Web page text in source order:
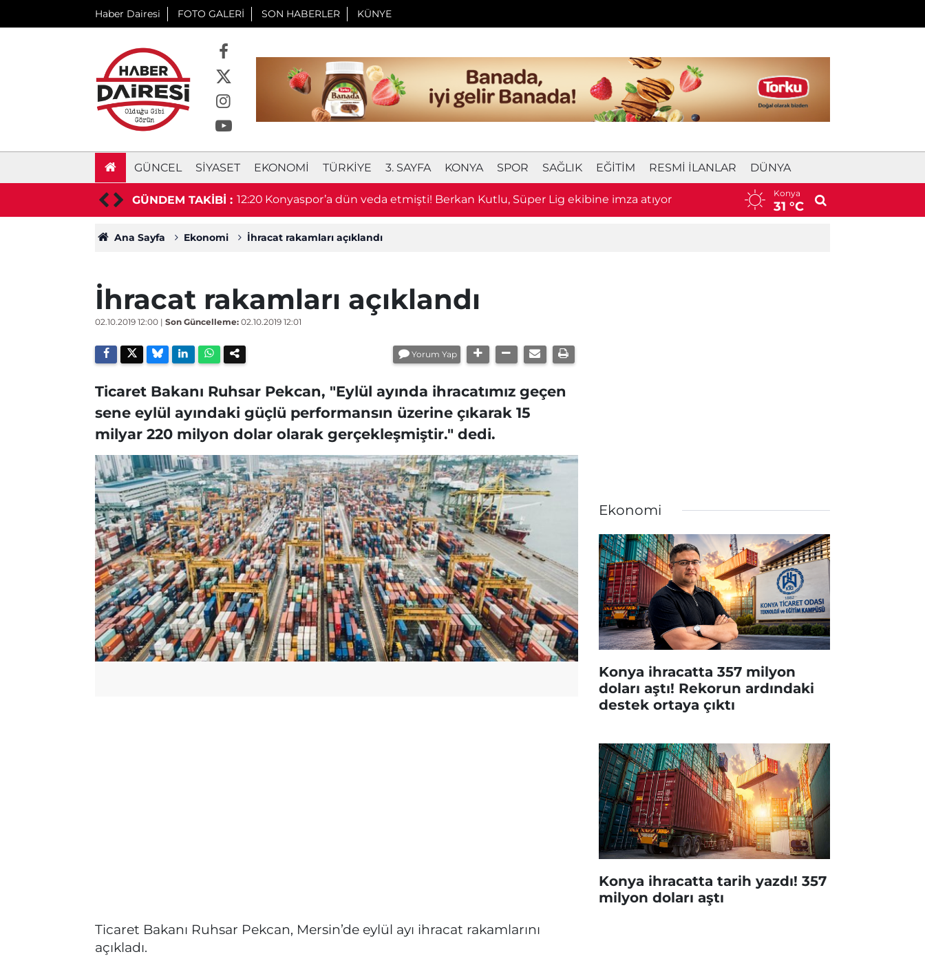
Haber Dairesi FOTO GALERİ SON HABERLER KÜNYE
GÜNCEL SIYASET EKONOMI TÜRKIYE 3. SAYFA KONYA SPOR SAĞLIK EĞITIM RESMI İLANLAR DÜNYA
GÜNDEM TAKİBİ :
işçiden acı haber geldi 12:20 Konyaspor’a dün veda etmişti! Berkan Kutlu, Süper Lig ekibine imza atıyor Konyaspor’un golcüsü Kramer
Konya
31 °C
Ana Sayfa Ekonomi İhracat rakamları açıklandı
İhracat rakamları açıklandı
02.10.2019 12:00 | Son Güncelleme: 02.10.2019 12:01
Yorum Yap
Ticaret Bakanı Ruhsar Pekcan, "Eylül ayında ihracatımız geçen
sene eylül ayındaki güçlü performansın üzerine çıkarak 15
milyar 220 milyon dolar olarak gerçekleşmiştir." dedi.
Ticaret Bakanı Ruhsar Pekcan, Mersin’de eylül ayı ihracat rakamlarını
açıkladı.
Ekonomi
Konya ihracatta 357 milyon
doları aştı! Rekorun ardındaki
destek ortaya çıktı
Konya ihracatta tarih yazdı! 357
milyon doları aştı